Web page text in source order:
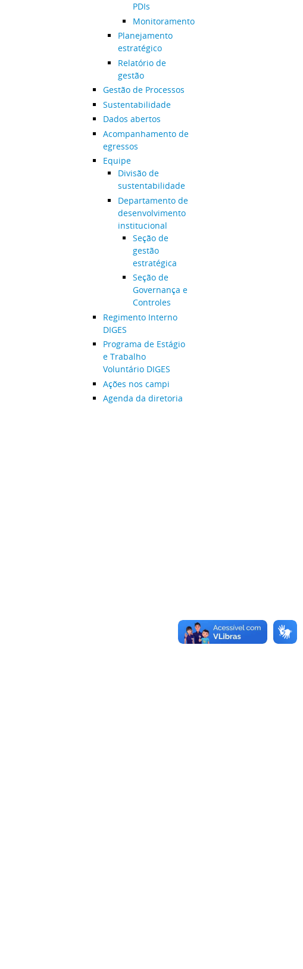
PDIs
Monitoramento
Planejamento
estratégico
Relatório de
gestão
Gestão de Processos
Sustentabilidade
Dados abertos
Acompanhamento de
egressos
Equipe
Divisão de
sustentabilidade
Departamento de
desenvolvimento
institucional
Seção de
gestão
estratégica
Seção de
Governança e
Controles
Regimento Interno
DIGES
Programa de Estágio
e Trabalho
Voluntário DIGES
Ações nos campi
Agenda da diretoria